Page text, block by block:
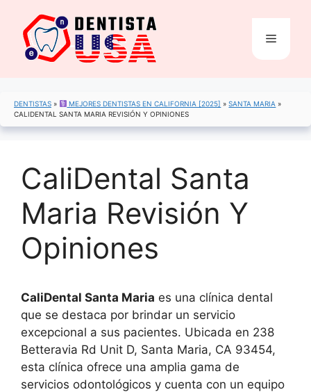
contenido
Menú
DENTISTAS » MEJORES DENTISTAS EN CALIFORNIA [2025] »SANTA MARIA »
CALIDENTAL SANTA MARIA REVISIÓN Y OPINIONES
CaliDental Santa
Maria Revisión Y
Opiniones
CaliDental Santa Maria es una clínica dental
que se destaca por brindar un servicio
excepcional a sus pacientes. Ubicada en 238
Betteravia Rd Unit D, Santa Maria, CA 93454,
esta clínica ofrece una amplia gama de
servicios odontológicos y cuenta con un equipo